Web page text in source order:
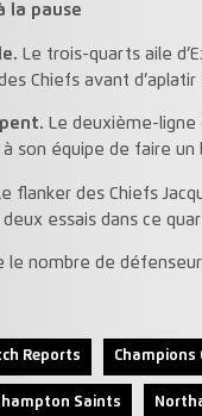
la pause
Le trois-quarts aile
Chiefs avant
Le deuxième-ligne
son équipe de faire un
flanker des Chiefs
essais dans ce
le nombre de
Reports Champions
Saints